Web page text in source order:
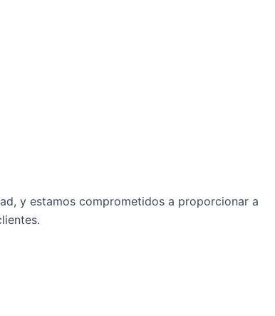
y estamos comprometidos a proporcionar a